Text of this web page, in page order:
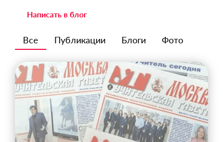
Написать в блог
Все Публикации Блоги Фото